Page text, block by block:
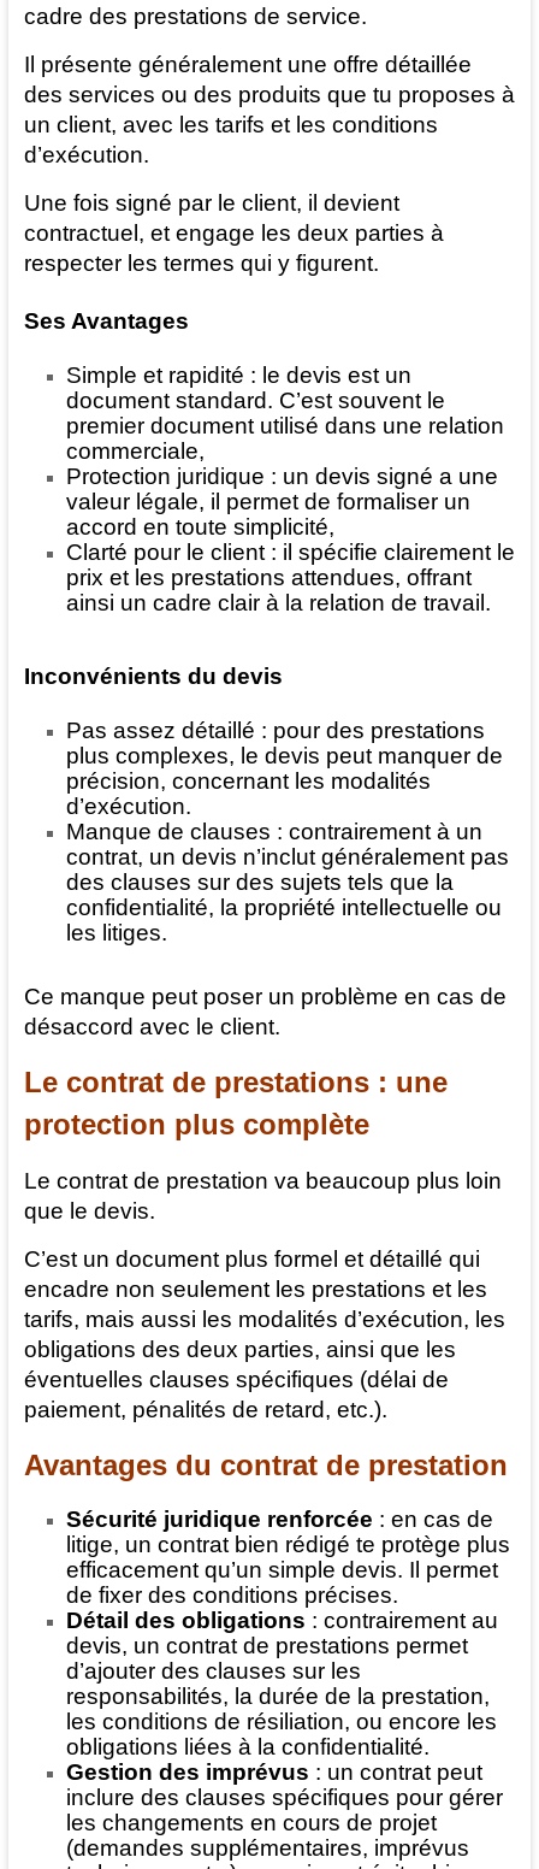
cadre des prestations de service.
Il présente généralement une offre détaillée
des services ou des produits que tu proposes à
un client, avec les tarifs et les conditions
d’exécution.
Une fois signé par le client, il devient
contractuel, et engage les deux parties à
respecter les termes qui y figurent.
Ses Avantages
Simple et rapidité : le devis est un
document standard. C’est souvent le
premier document utilisé dans une relation
commerciale,
Protection juridique : un devis signé a une
valeur légale, il permet de formaliser un
accord en toute simplicité,
Clarté pour le client : il spécifie clairement le
prix et les prestations attendues, offrant
ainsi un cadre clair à la relation de travail.
Inconvénients du devis
Pas assez détaillé : pour des prestations
plus complexes, le devis peut manquer de
précision, concernant les modalités
d’exécution.
Manque de clauses : contrairement à un
contrat, un devis n’inclut généralement pas
des clauses sur des sujets tels que la
confidentialité, la propriété intellectuelle ou
les litiges.
Ce manque peut poser un problème en cas de
désaccord avec le client.
Le contrat de prestations : une
protection plus complète
Le contrat de prestation va beaucoup plus loin
que le devis.
C’est un document plus formel et détaillé qui
encadre non seulement les prestations et les
tarifs, mais aussi les modalités d’exécution, les
obligations des deux parties, ainsi que les
éventuelles clauses spécifiques (délai de
paiement, pénalités de retard, etc.).
Avantages du contrat de prestation
Sécurité juridique renforcée : en cas de
litige, un contrat bien rédigé te protège plus
efficacement qu’un simple devis. Il permet
de fixer des conditions précises.
Détail des obligations : contrairement au
devis, un contrat de prestations permet
d’ajouter des clauses sur les
responsabilités, la durée de la prestation,
les conditions de résiliation, ou encore les
obligations liées à la confidentialité.
Gestion des imprévus : un contrat peut
inclure des clauses spécifiques pour gérer
les changements en cours de projet
(demandes supplémentaires, imprévus